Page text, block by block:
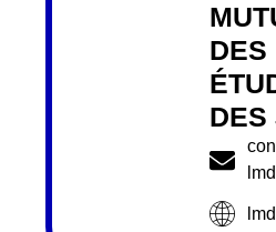
DES
DES